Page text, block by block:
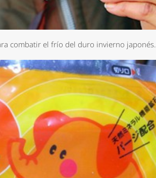
combatir el frío del duro invierno japonés.